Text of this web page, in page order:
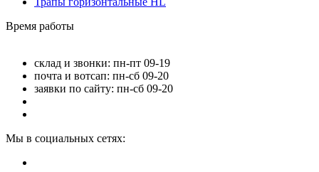
Время работы
склад и звонки: пн-пт 09-19
почта и вотсап: пн-сб 09-20
заявки по сайту: пн-сб 09-20
Мы в социальных сетях: